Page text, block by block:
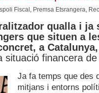
Fiscal , Premsa Etsrangera,
qualla i ja
que situen a
a Catalunya,
situació financera
Ja fa temps que des
mitjans i entorns